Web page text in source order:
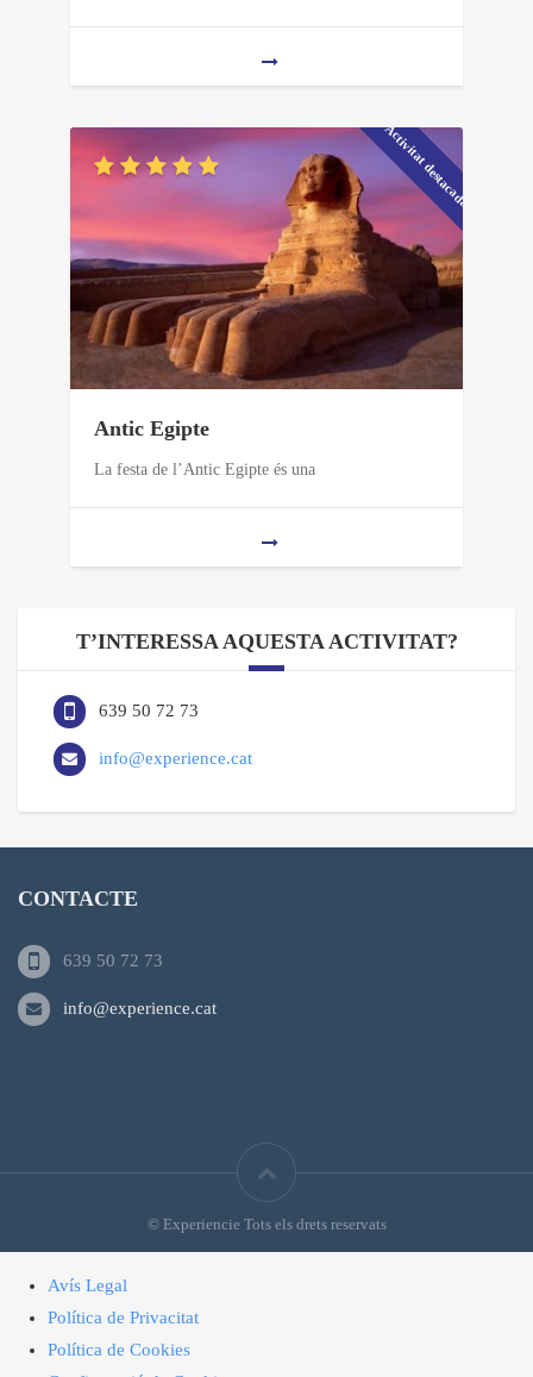
Activitat destacada
Antic Egipte
La festa de l’Antic Egipte és una
T’INTERESSA AQUESTA ACTIVITAT?
639 50 72 73
info@experience.cat
CONTACTE
639 50 72 73
info@experience.cat
© Experiencie Tots els drets reservats
Avís Legal
Política de Privacitat
Política de Cookies